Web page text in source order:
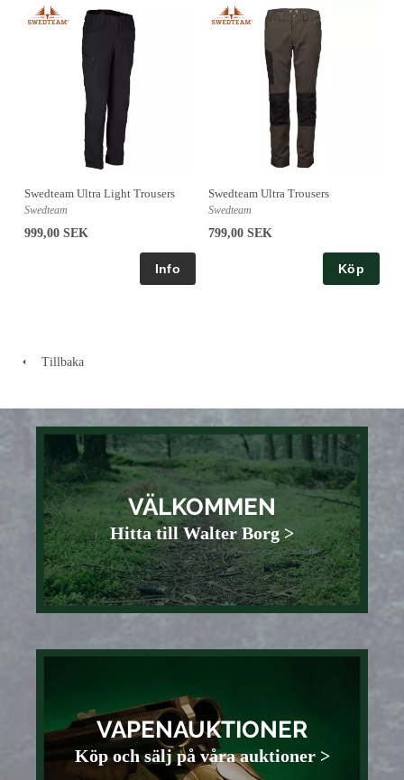
Swedteam Ultra Light Trousers
Swedteam
999,00 SEK
Swedteam Ultra Trousers
Swedteam
799,00 SEK
Köp
Tillbaka
VÄLKOMMEN
Hitta till Walter Borg >
VAPENAUKTIONER
Köp och sälj på våra auktioner >